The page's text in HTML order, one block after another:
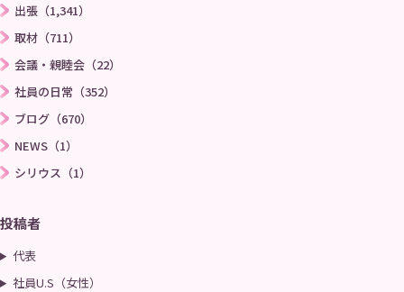
社員ブログ
Instagram
お問い合わせ
出張（1,341）
取材（711）
会議・親睦会（22）
社員の日常（352）
ブログ（670）
NEWS（1）
シリウス（1）
投稿者
代表
社員U.S（女性）